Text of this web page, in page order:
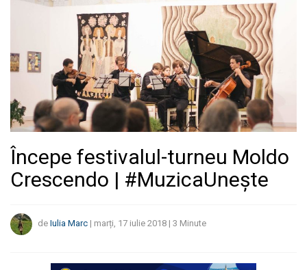
Începe festivalul-turneu Moldo
Crescendo | #MuzicaUnește
de Iulia Marc | marți, 17 iulie 2018 | 3 Minute